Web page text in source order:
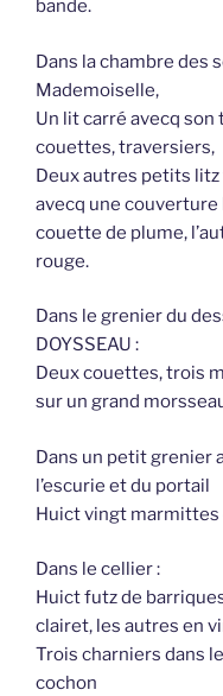
bande.
Dans la chambre des
Mademoiselle,
Un lit carré avecq son
couettes, traversiers,
Deux autres petits
avecq une couverture
couette de plume,
rouge.
Dans le grenier du
DOYSSEAU :
Deux couettes, trois
sur un grand
Dans un petit grenier
l’escurie et du portail
Huict vingt
Dans le cellier :
Huict futz de
clairet, les autres en
Trois charniers dans
cochon